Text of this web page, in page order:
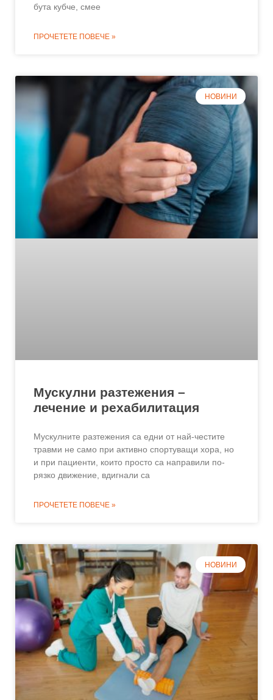
бута кубче, смее
ПРОЧЕТЕТЕ ПОВЕЧЕ »
НОВИНИ
Мускулни разтежения –
лечение и рехабилитация
Мускулните разтежения са едни от най-честите
травми не само при активно спортуващи хора, но
и при пациенти, които просто са направили по-
рязко движение, вдигнали са
ПРОЧЕТЕТЕ ПОВЕЧЕ »
НОВИНИ